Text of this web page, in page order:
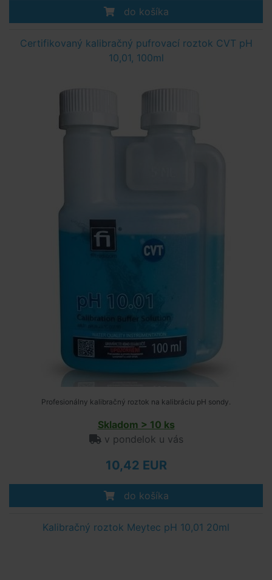
do košíka
Certifikovaný kalibračný pufrovací roztok CVT pH
10,01, 100ml
Profesionálny kalibračný roztok na kalibráciu pH sondy.
Skladom > 10 ks
v pondelok u vás
10,42 EUR
do košíka
Kalibračný roztok Meytec pH 10,01 20ml